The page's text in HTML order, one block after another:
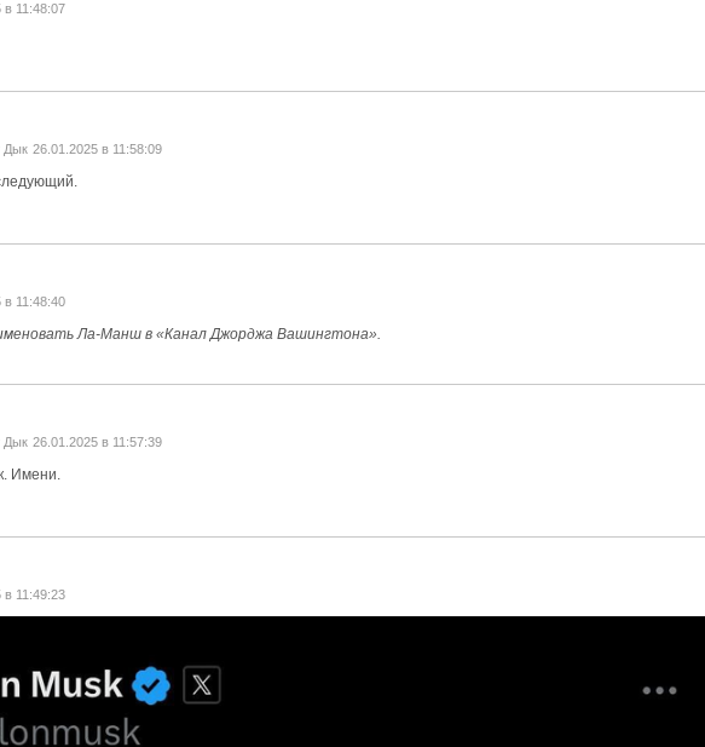
в 11:48:07
Дык 26.01.2025 в 11:58:09
в 11:48:40
Ла-Манш в «Канал Джорджа Вашингтона».
Дык 26.01.2025 в 11:57:39
Имени.
в 11:49:23